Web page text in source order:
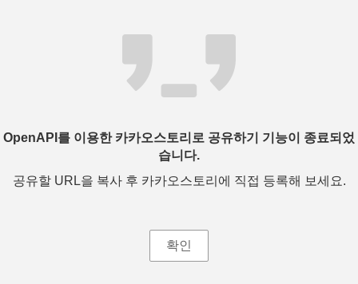
OpenAPI를 이용한 카카오스토리로 공유하기 기능이 종료되었
습니다.
공유할 URL을 복사 후 카카오스토리에 직접 등록해 보세요.
확인